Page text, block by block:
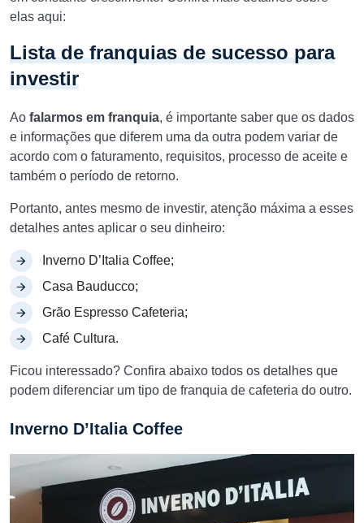
elas aqui:
Lista de franquias de sucesso para
investir
Ao falarmos em franquia, é importante saber que os dados
e informações que diferem uma da outra podem variar de
acordo com o faturamento, requisitos, processo de aceite e
também o período de retorno.
Portanto, antes mesmo de investir, atenção máxima a esses
detalhes antes aplicar o seu dinheiro:
Inverno D’Italia Coffee;
Casa Bauducco;
Grão Espresso Cafeteria;
Café Cultura.
Ficou interessado? Confira abaixo todos os detalhes que
podem diferenciar um tipo de franquia de cafeteria do outro.
Inverno D’Italia Coffee